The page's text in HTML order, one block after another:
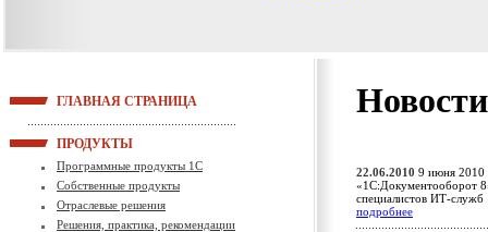
ГЛАВНАЯ СТРАНИЦА
ПРОДУКТЫ
Программные продукты 1С
Собственные продукты
Отраслевые решения
Решения, практика, рекомендации
22.06.2010 9 июня 2010
«1С:Документооборот
специалистов ИТ-
подробнее